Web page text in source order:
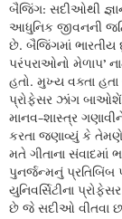
બૈજિંગ: સદીઓથી
આધુનિક જીવનની
છે. બૈજિંગમાં ભારતીય
પરંપરાઓનો મેળાપ’
હતો. મુખ્ય વક્તા હતા
પ્રોફેસર ઝાંગ
માનવ-શાસ્ત્ર
કરતા જણાવ્યું કે
મતે ગીતાના સંવાદમાં
પુનર્જન્મનું પ્રતિબિંબ
યુનિવર્સિટીના
છે જે સદીઓ વીતવા